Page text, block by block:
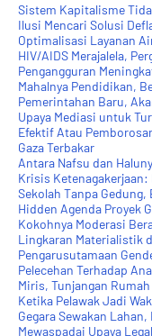
Sistem Kapitalisme
Ilusi Mencari Solusi
Optimalisasi Layanan
HIV/AIDS Merajalela,
Pengangguran
Mahalnya Pendidikan,
Pemerintahan Baru,
Upaya Mediasi untuk
Efektif Atau
Gaza Terbakar
Antara Nafsu dan
Krisis
Sekolah Tanpa
Hidden Agenda Proyek
Kokohnya Moderasi
Lingkaran Materialistik
Pengarusutamaan
Pelecehan Terhadap
Miris, Tunjangan
Ketika Pelawak Jadi
Gegara Sewakan
Mewaspadai Upaya